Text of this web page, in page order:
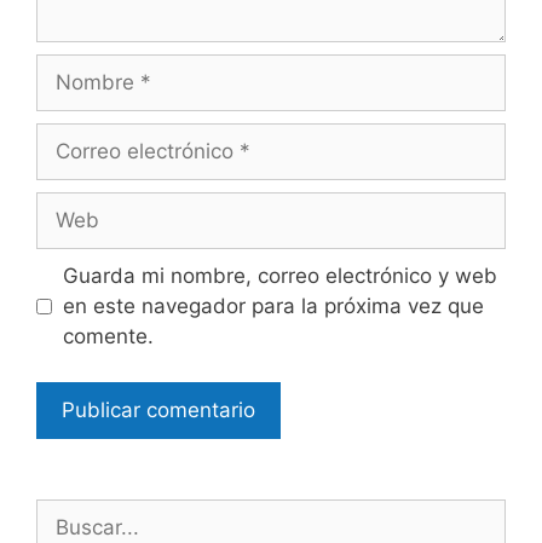
electrónico
Guarda mi nombre, correo electrónico y web
en este navegador para la próxima vez que
comente.
Buscar: